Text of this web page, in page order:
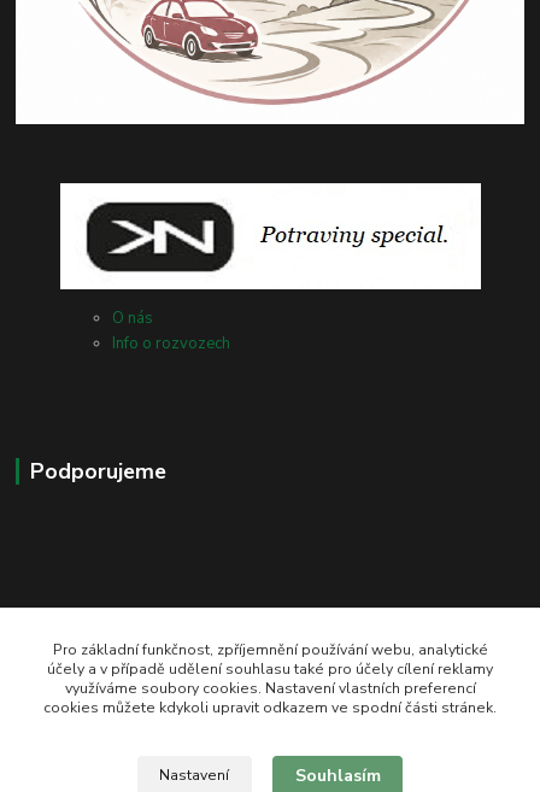
O nás
Info o rozvozech
Podporujeme
zeli-kn@seznam.cz
Pro základní funkčnost, zpříjemnění používání webu, analytické
účely a v případě udělení souhlasu také pro účely cílení reklamy
využíváme soubory cookies. Nastavení vlastních preferencí
cookies můžete kdykoli upravit odkazem ve spodní části stránek.
Nastavení Souhlasím